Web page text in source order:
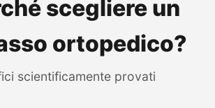
scegliere un
ortopedico?
scientificamente provati